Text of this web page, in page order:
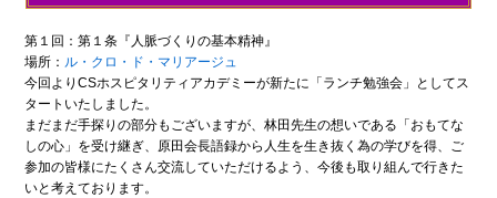
第１回：第１条『人脈づくりの基本精神』
場所： ル・クロ・ド・マリアージュ
今回よりCSホスピタリティアカデミーが新たに「ランチ勉強会」としてス
タートいたしました。
まだまだ手探りの部分もございますが、林田先生の想いである「おもてな
しの心」を受け継ぎ、原田会長語録から人生を生き抜く為の学びを得、ご
参加の皆様にたくさん交流していただけるよう、今後も取り組んで行きた
いと考えております。